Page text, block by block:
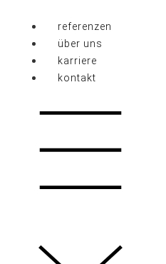
springen
referenzen
über uns
karriere
kontakt